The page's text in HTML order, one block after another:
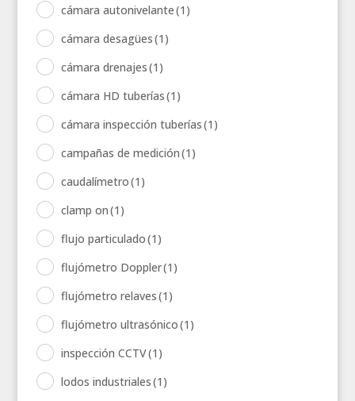
cámara autonivelante(1)
cámara desagües(1)
cámara drenajes(1)
cámara HD tuberías(1)
cámara inspección tuberías(1)
campañas de medición(1)
caudalímetro(1)
clamp on(1)
flujo particulado(1)
flujómetro Doppler(1)
flujómetro relaves(1)
flujómetro ultrasónico(1)
inspección CCTV(1)
lodos industriales(1)